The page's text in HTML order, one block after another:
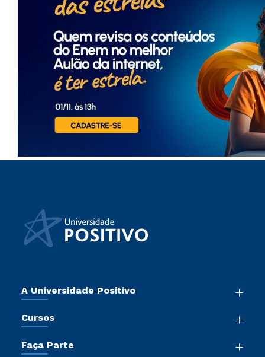
A Universidade Positivo
Sala de Imprensa
Cursos
Pós-Graduação
Faça Parte